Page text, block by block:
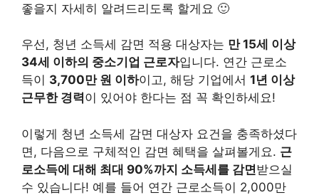
좋을지 자세히 알려드리도록 할게요 🙂
우선, 청년 소득세 감면 적용 대상자는 만 15세 이상
34세 이하의 중소기업 근로자입니다. 연간 근로소
득이 3,700만 원 이하이고, 해당 기업에서 1년 이상
근무한 경력이 있어야 한다는 점 꼭 확인하세요!
이렇게 청년 소득세 감면 대상자 요건을 충족하셨다
면, 다음으로 구체적인 감면 혜택을 살펴볼게요. 근
로소득에 대해 최대 90%까지 소득세를 감면받으실
수 있습니다! 예를 들어 연간 근로소득이 2,000만